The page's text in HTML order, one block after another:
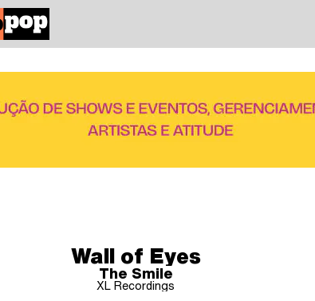
Wall of Eyes
The Smile
XL Recordings